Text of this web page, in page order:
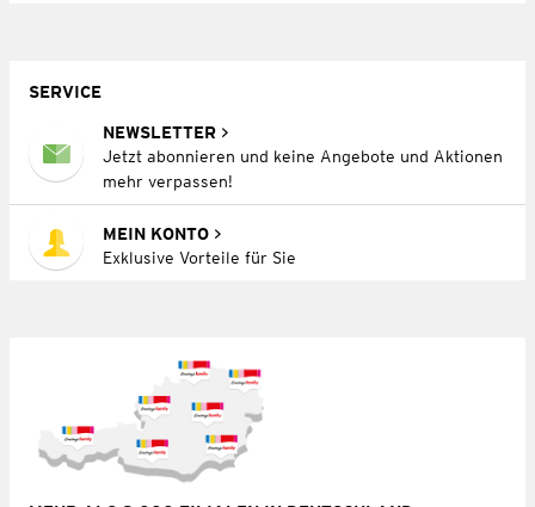
SERVICE
NEWSLETTER
Jetzt abonnieren und keine Angebote und Aktionen
mehr verpassen!
MEIN KONTO
Exklusive Vorteile für Sie